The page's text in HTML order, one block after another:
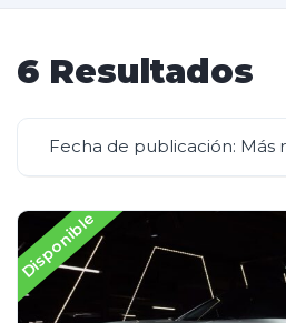
6 Resultados
Fecha de publicación: Más
Disponible